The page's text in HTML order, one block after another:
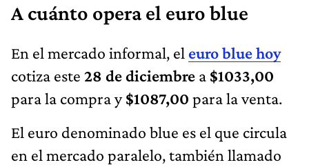
A cuánto opera el euro blue
En el mercado informal, el euro blue hoy
cotiza este 28 de diciembre a $1033,00
para la compra y$1087,00 para la venta.
El euro denominado blue es el que circula
en el mercado paralelo, también llamado